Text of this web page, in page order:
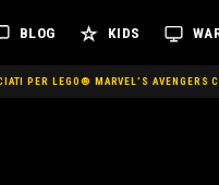
BLOG KIDS
PER LEGO® MARVEL’S AVENGERS